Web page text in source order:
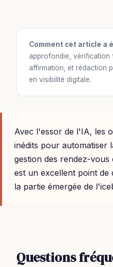
Comment cet article a
approfondie, vérification
affirmation, et rédaction
en visibilité digitale.
Avec l'essor de l'IA, les
inédits pour automatiser
gestion des rendez-vous
est un excellent point de
la partie émergée de
Questions